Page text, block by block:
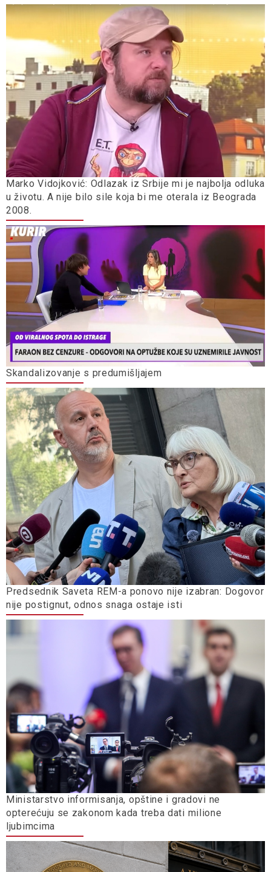
Marko Vidojković: Odlazak iz Srbije mi je najbolja odluka
u životu. A nije bilo sile koja bi me oterala iz Beograda
2008.
Skandalizovanje s predumišljajem
Predsednik Saveta REM-a ponovo nije izabran: Dogovor
nije postignut, odnos snaga ostaje isti
Ministarstvo informisanja, opštine i gradovi ne
opterećuju se zakonom kada treba dati milione
ljubimcima